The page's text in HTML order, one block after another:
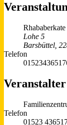
Lohe 5
Barsbüttel
Telefon
Veranstalter
Telefon
01523